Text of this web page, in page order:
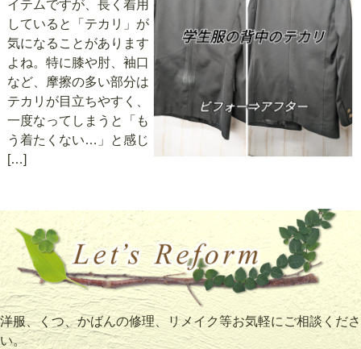
イテムですが、長く着用
していると「テカリ」が
気になることがあります
よね。特に膝や肘、袖口
など、摩擦の多い部分は
テカリが目立ちやすく、
一度なってしまうと「も
う着たくない…」と感じ
[…]
洋服、くつ、かばんの修理、リメイク等お気軽にご相談くださ
い。